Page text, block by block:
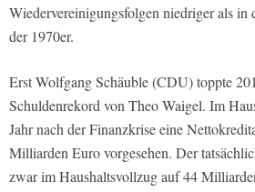
Wiedervereinigungsfolgen niedriger als in
der 1970er.
Erst Wolfgang Schäuble (CDU) toppte
Schuldenrekord von Theo Waigel. Im
Jahr nach der Finanzkrise eine
Milliarden Euro vorgesehen. Der
zwar im Haushaltsvollzug auf 44